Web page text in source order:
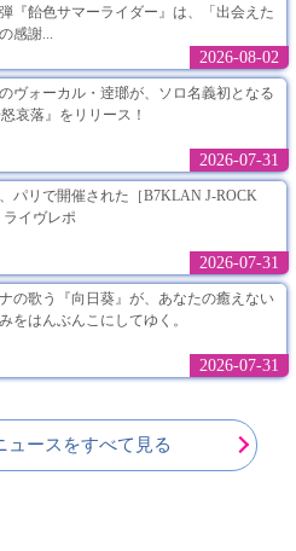
『飴色サマーライダー』は、「出会えた
感謝...
2026-08-02
ヴォーカル・逹瑯が、ソロ名義初となる
哀落』をリリース！
2026-07-31
パリで開催された［B7KLAN J-ROCK
ライヴレポ
2026-07-31
の歌う『向日葵』が、あなたの癒えない
をはんぶんこにしてゆく。
2026-07-31
ュースをすべて見る